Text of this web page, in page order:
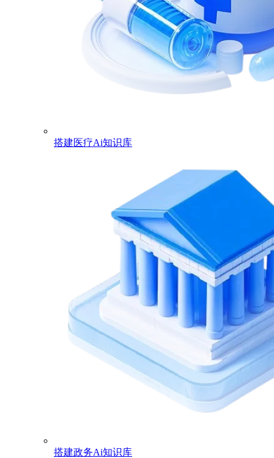
搭建医疗Ai知识库
搭建政务Ai知识库